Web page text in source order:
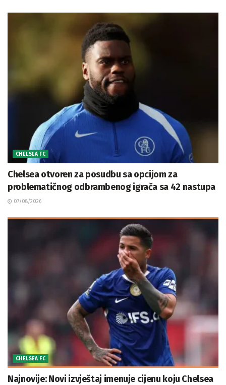
CHELSEA FC
Chelsea otvoren za posudbu sa opcijom za
problematičnog odbrambenog igrača sa 42 nastupa
07/08/2026
CHELSEA FC
Najnovije: Novi izvještaj imenuje cijenu koju Chelsea